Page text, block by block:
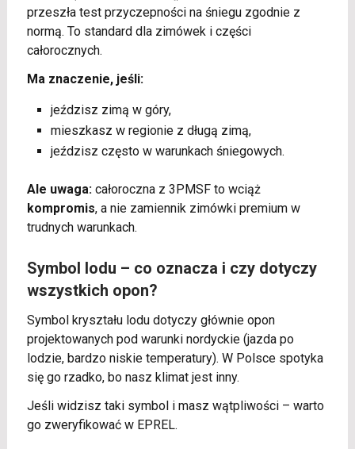
przeszła test przyczepności na śniegu zgodnie z
normą. To standard dla zimówek i części
całorocznych.
Ma znaczenie, jeśli:
jeździsz zimą w góry,
mieszkasz w regionie z długą zimą,
jeździsz często w warunkach śniegowych.
Ale uwaga:całoroczna z 3PMSF to wciąż
kompromis, a nie zamiennik zimówki premium w
trudnych warunkach.
Symbol lodu – co oznacza i czy dotyczy
wszystkich opon?
Symbol kryształu lodu dotyczy głównie opon
projektowanych pod warunki nordyckie (jazda po
lodzie, bardzo niskie temperatury). W Polsce spotyka
się go rzadko, bo nasz klimat jest inny.
Jeśli widzisz taki symbol i masz wątpliwości – warto
go zweryfikować w EPREL.